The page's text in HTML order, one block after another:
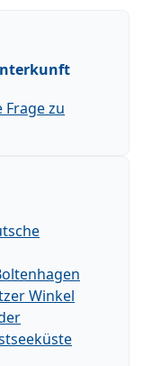
Frage zu
Winkel